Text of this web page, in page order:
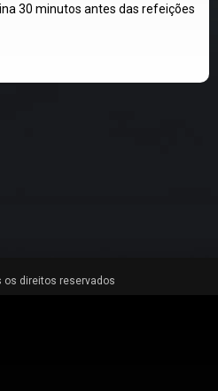
30 minutos antes das refeições
os direitos reservados